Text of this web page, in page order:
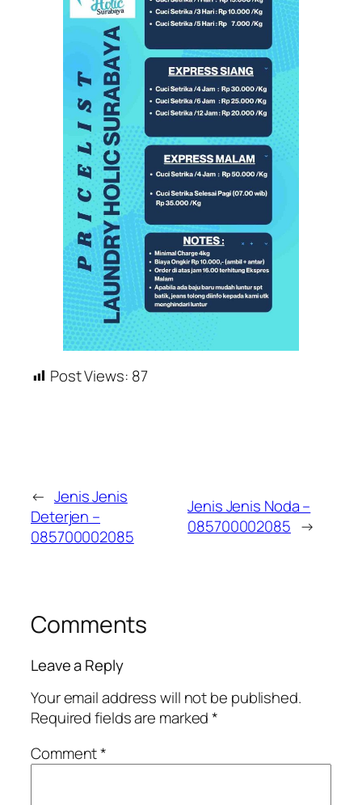
Post Views: 87
← Jenis Jenis
Deterjen –
085700002085
Jenis Jenis Noda –
085700002085 →
Comments
Leave a Reply
Your email address will not be published.
Required fields are marked*
Comment*